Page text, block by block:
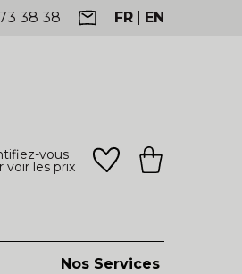
38 38 FR EN
vous
voir les prix
Nos Services